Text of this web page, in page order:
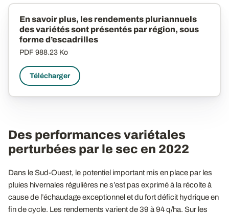
En savoir plus, les rendements pluriannuels
des variétés sont présentés par région, sous
forme d’escadrilles
PDF 988.23 Ko
Télécharger
Des performances variétales
perturbées par le sec en 2022
Dans le Sud-Ouest, le potentiel important mis en place par les
pluies hivernales régulières ne s’est pas exprimé à la récolte à
cause de l’échaudage exceptionnel et du fort déficit hydrique en
fin de cycle. Les rendements varient de 39 à 94 q/ha. Sur les